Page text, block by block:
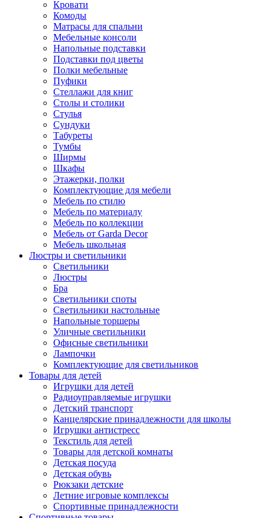
Кровати
Комоды
Матрасы для спальни
Мебельные консоли
Напольные подставки
Подставки под цветы
Полки мебельные
Пуфики
Стеллажи для книг
Столы и столики
Стулья
Сундуки
Табуреты
Тумбы
Ширмы
Шкафы
Этажерки, полки
Комплектующие для мебели
Мебель по стилю
Мебель по материалу
Мебель по коллекции
Мебель от Garda Decor
Мебель школьная
Люстры и светильники
Светильники
Люстры
Бра
Светильники споты
Светильники настольные
Напольные торшеры
Уличные светильники
Офисные светильники
Лампочки
Комплектующие для светильников
Товары для детей
Игрушки для детей
Радиоуправляемые игрушки
Детский транспорт
Канцелярские принадлежности для школы
Игрушки антистресс
Текстиль для детей
Товары для детской комнаты
Детская посуда
Детская обувь
Рюкзаки детские
Летние игровые комплексы
Спортивные принадлежности